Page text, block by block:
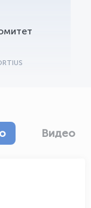
Видео